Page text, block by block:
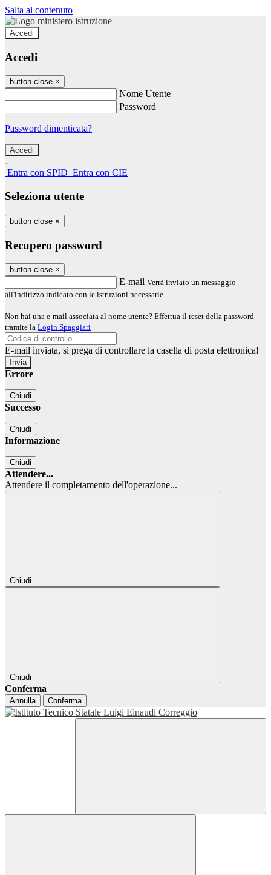
Salta al contenuto
Accedi
Accedi
button close ×
Nome Utente
Password
Password dimenticata?
-
Entra con SPID Entra con CIE
Seleziona utente
button close ×
Recupero password
button close ×
E-mail Verrà inviato un messaggio
all'indirizzo indicato con le istruzioni necessarie.
Non hai una e-mail associata al nome utente? Effettua il reset della password
tramite la Login Spaggiari
E-mail inviata, si prega di controllare la casella di posta elettronica!
Errore
Chiudi
Successo
Chiudi
Informazione
Chiudi
Attendere...
Attendere il completamento dell'operazione...
Chiudi
Chiudi
Conferma
Annulla Conferma